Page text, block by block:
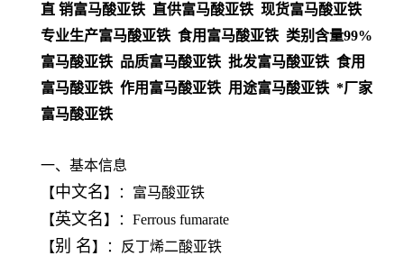
直 销富马酸亚铁 直供富马酸亚铁 现货富马酸亚铁
专业生产富马酸亚铁 食用富马酸亚铁 类别含量99%
富马酸亚铁 品质富马酸亚铁 批发富马酸亚铁 食用
富马酸亚铁 作用富马酸亚铁 用途富马酸亚铁 *厂家
富马酸亚铁
一、基本信息
【中文名】：富马酸亚铁
【英文名】：Ferrous fumarate
【别 名】：反丁烯二酸亚铁